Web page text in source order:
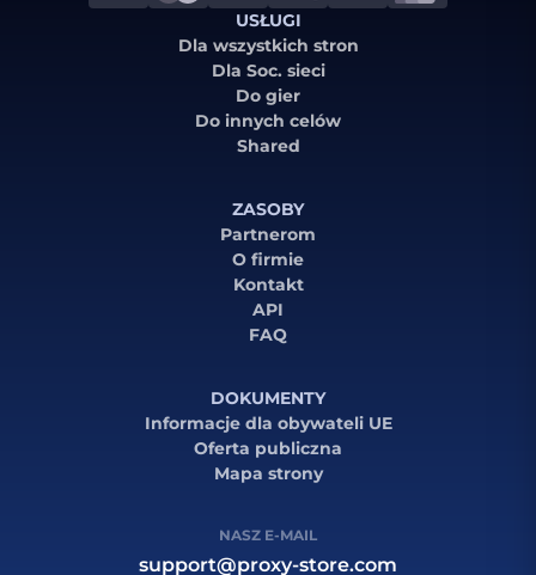
USŁUGI
Dla wszystkich stron
Dla Soc. sieci
Do gier
Do innych celów
Shared
ZASOBY
Partnerom
O firmie
Kontakt
API
FAQ
DOKUMENTY
Informacje dla obywateli UE
Oferta publiczna
Mapa strony
NASZ E-MAIL
support@proxy-store.com